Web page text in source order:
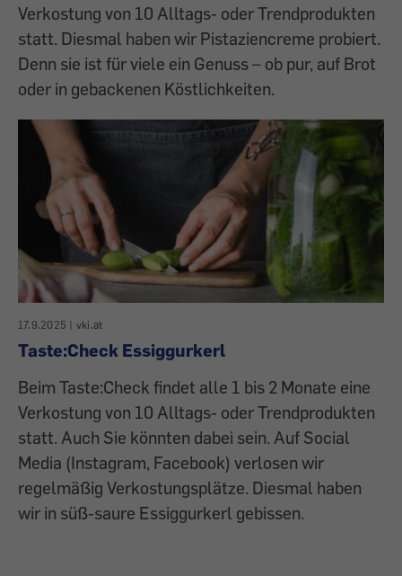
Verkostung von 10 Alltags- oder Trendprodukten
statt. Diesmal haben wir Pistaziencreme probiert.
Denn sie ist für viele ein Genuss – ob pur, auf Brot
oder in gebackenen Köstlichkeiten.
17.9.2025 | vki.at
Taste:Check Essiggurkerl
Beim Taste:Check findet alle 1 bis 2 Monate eine
Verkostung von 10 Alltags- oder Trendprodukten
statt. Auch Sie könnten dabei sein. Auf Social
Media (Instagram, Facebook) verlosen wir
regelmäßig Verkostungsplätze. Diesmal haben
wir in süß-saure Essiggurkerl gebissen.